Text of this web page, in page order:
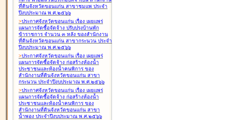
ที่ดินจังหวัดขอนแก่น สาขาชุมแพ ประจำ
ปีงบประมาณ พ.ศ.๒๕๖๖
>ประกาศจังหวัดขอนแก่น เรื่อง เผยแพร่
แผนการจัดซื้อจัดจ้าง ปรับปรุงบ้านพัก
ข้าราชการ จำนวน ๓ หลัง ของสำนักงาน
ที่ดินจังหวัดขอนแก่น สาขากระนวน ประจำ
ปีงบประมาณ พ.ศ.๒๕๖๖
>ประกาศจังหวัดขอนแก่น เรื่อง เผยแพร่
แผนการจัดซื้อจัดจ้าง ก่อสร้างห้องน้ำ
ประชาชนและห้องน้ำคนพิการ ของ
สำนักงานที่ดินจังหวัดขอนแก่น สาขา
กระนวน ประจำปีงบประมาณ พ.ศ.๒๕๖๖
>ประกาศจังหวัดขอนแก่น เรื่อง เผยแพร่
แผนการจัดซื้อจัดจ้าง ก่อสร้างห้องน้ำ
ประชาชนและห้องน้ำคนพิการ ของ
สำนักงานที่ดินจังหวัดขอนแก่น สาขา
น้ำพอง ประจำปีงบประมาณ พ.ศ.๒๕๖๖